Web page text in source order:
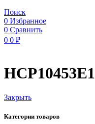
Поиск
0 Избранное
0 Сравнить
0 0 ₽
HCP10453E1
Закрыть
Категории товаров